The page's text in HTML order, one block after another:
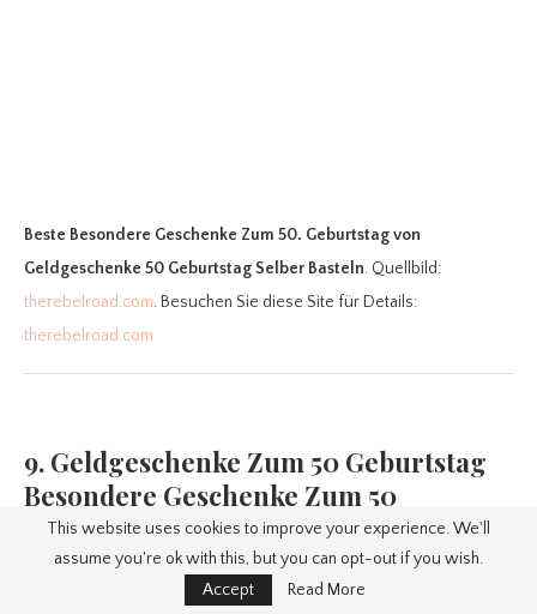
Beste Besondere Geschenke Zum 50. Geburtstagvon
Geldgeschenke 50 Geburtstag Selber Basteln. Quellbild:
therebelroad.com. Besuchen Sie diese Site für Details:
therebelroad.com
9. Geldgeschenke Zum 50 Geburtstag
Besondere Geschenke Zum 50
This website uses cookies to improve your experience. We'll
assume you're ok with this, but you can opt-out if you wish.
Accept
Read More